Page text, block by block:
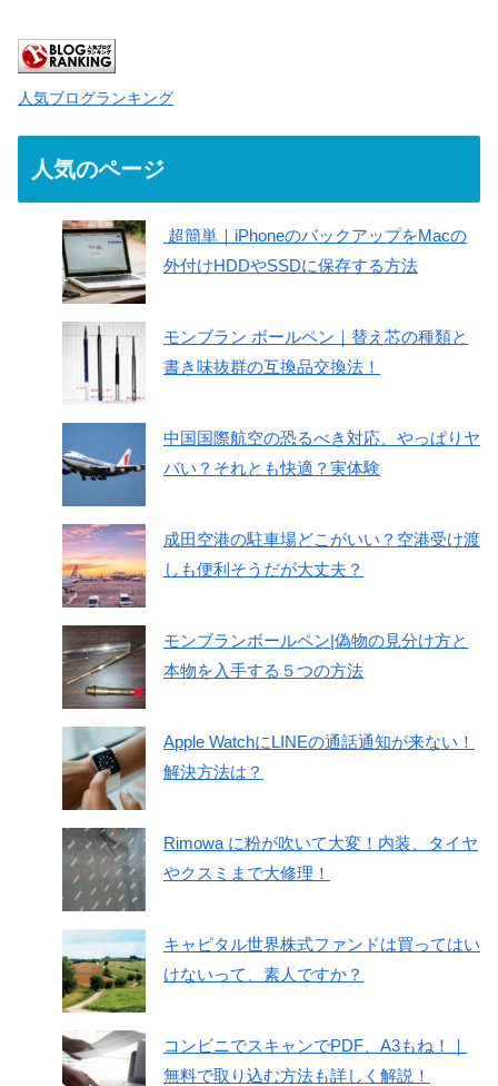
人気ブログランキング
人気のページ
超簡単｜iPhoneのバックアップをMacの
外付けHDDやSSDに保存する方法
モンブラン ボールペン｜替え芯の種類と
書き味抜群の互換品交換法！
中国国際航空の恐るべき対応、やっぱりヤ
バい？それとも快適？実体験
成田空港の駐車場どこがいい？空港受け渡
しも便利そうだが大丈夫？
モンブランボールペン|偽物の見分け方と
本物を入手する５つの方法
Apple WatchにLINEの通話通知が来ない！
解決方法は？
Rimowa に粉が吹いて大変！内装、タイヤ
やクスミまで大修理！
キャピタル世界株式ファンドは買ってはい
けないって、素人ですか？
コンビニでスキャンでPDF、A3もね！｜
無料で取り込む方法も詳しく解説！